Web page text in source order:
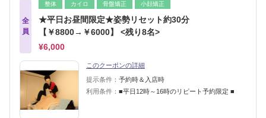
全
員
整体 カイロ 骨盤矯正 小顔矯正
★平日お昼間限定★姿勢リセット約30分
【￥8800→￥6000】 <残り8名>
¥6,000
このクーポンの詳細
提示条件： 予約時＆入店時
利用条件： ■平日12時～16時のリピート予約限定 ■